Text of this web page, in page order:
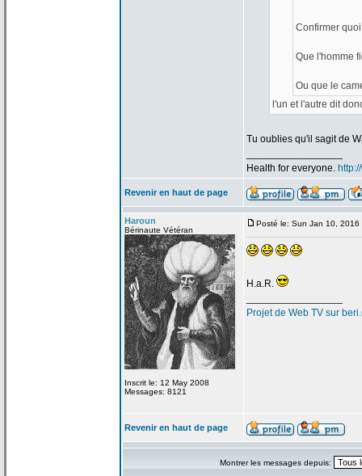
Confirmer
Que l'homme
Ou que le
l'un et l'autre dit
Tu oublies qu'il sagit de
Health for everyone.
Revenir en haut de page
Haroun
Bérinaute Vétéran
Inscrit le: 12 May 2008
Messages: 8121
Posté le: Sun Jan 10, 2016
H.a.R.
Projet de Web TV sur
Revenir en haut de page
Montrer les messages depuis: